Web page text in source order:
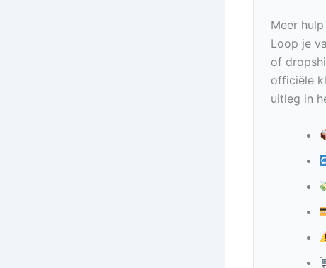
Meer
Loop je
of
officiële
uitleg in